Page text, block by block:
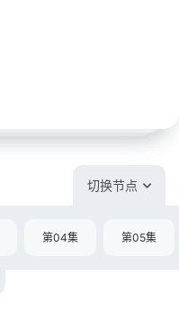
切换节点
第04集 第05集